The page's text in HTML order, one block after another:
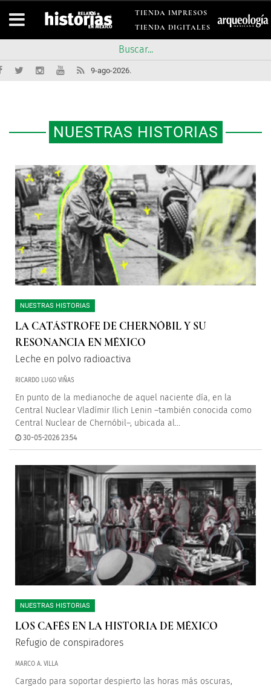
TIENDA IMPRESOS
TIENDA DIGITALES
9-ago-2026.
NUESTRAS HISTORIAS
NUESTRAS HISTORIAS
LA CATÁSTROFE DE CHERNÓBIL Y SU
RESONANCIA EN MÉXICO
Leche en polvo radioactiva
RICARDO LUGO VIÑAS
En punto de la medianoche de aquel naciente día, en la
Central Nuclear Vladímir Ilich Lenin –también conocida como
Central Nuclear de Chernóbil–, ubicada al...
30-05-2026 23:54
NUESTRAS HISTORIAS
LOS CAFÉS EN LA HISTORIA DE MÉXICO
Refugio de conspiradores
MARCO A. VILLA
Cargado para soportar despierto las horas más oscuras,